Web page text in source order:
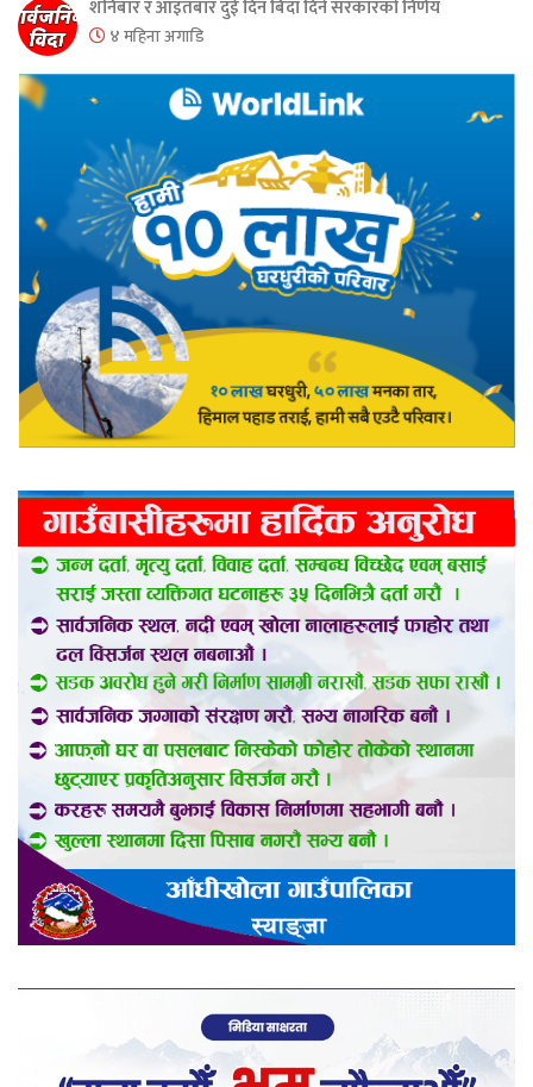
शनिबार र आइतबार दुई दिन बिदा दिने सरकारको निर्णय
४ महिना अगाडि